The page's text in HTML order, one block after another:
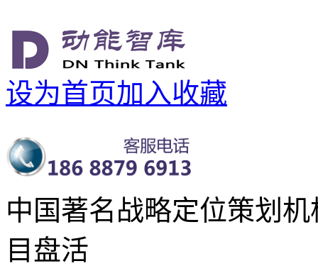
设为首页加入收藏
中国著名战略定位策划
目盘活